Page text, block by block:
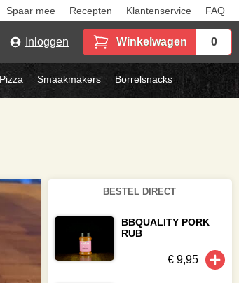
Spaar mee Recepten Klantenservice FAQ
Inloggen Winkelwagen 0
Pizza Smaakmakers Borrelsnacks
BESTEL DIRECT
BBQUALITY PORK
RUB
€ 9,95